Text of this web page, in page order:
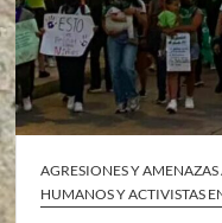
AGRESIONES Y
HUMANOS Y ACTIVISTAS